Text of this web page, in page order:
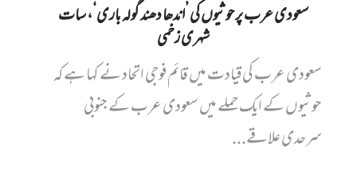
سعودی عرب پر حوثیوں کی ’اندھا دھند گولہ باری‘، سات
شہری زخمی
سعودی عرب کی قیادت میں قائم فوجی اتحاد نے کہا ہے کہ
حوثیوں کے ایک حملے میں سعودی عرب کے جنوبی
سرحدی علاقے...